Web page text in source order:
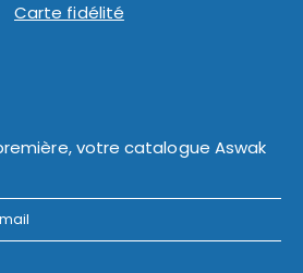
Carte fidélité
votre catalogue Aswak